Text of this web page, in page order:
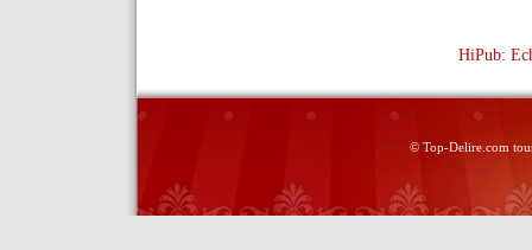
HiPub:
© Top-Delire.com